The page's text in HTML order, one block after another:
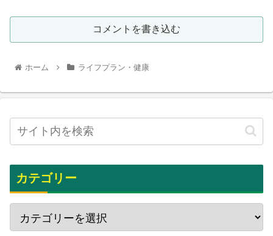
コメントを書き込む
ホーム ライフプラン・健康
カテゴリー